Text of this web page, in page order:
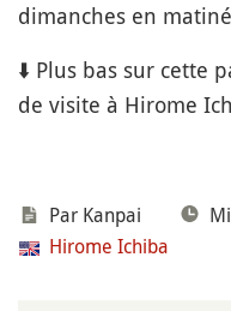
dimanches en
⬇️ Plus bas sur cette
de visite à Hirome
Par Kanpai
Hirome Ichiba